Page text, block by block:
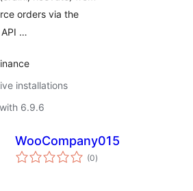
orders via the
API …
installations
6.9.6
WooCompany015
(0total
ratings
)